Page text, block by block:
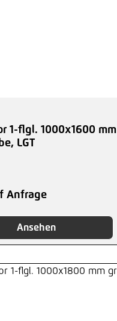
1-flgl. 1000x1600 mm
LGT
Anfrage
Ansehen